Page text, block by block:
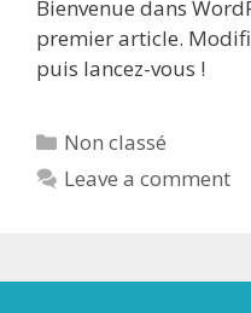
Bienvenue dans
premier article.
puis lancez-vous !
Categories
Non classé
Leave a comment